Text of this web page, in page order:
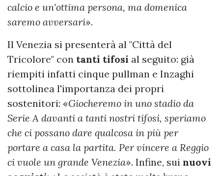
calcio e un'ottima persona, ma domenica
saremo avversari».
Il Venezia si presenterà al "Città del
Tricolore" con tanti tifosi al seguito: già
riempiti infatti cinque pullman e Inzaghi
sottolinea l'importanza dei propri
sostenitori: «Giocheremo in uno stadio da
Serie A davanti a tanti nostri tifosi, speriamo
che ci possano dare qualcosa in più per
portare a casa la partita. Per vincere a Reggio
ci vuole un grande Venezia». Infine, sui nuovi